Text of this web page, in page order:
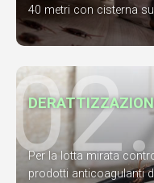
40 metri con cisterna
02.
Per la lotta mirata
prodotti anticoagulanti